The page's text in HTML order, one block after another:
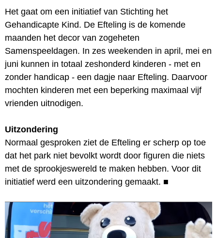
Het gaat om een initiatief van Stichting het
Gehandicapte Kind. De Efteling is de komende
maanden het decor van zogeheten
Samenspeeldagen. In zes weekenden in april, mei en
juni kunnen in totaal zeshonderd kinderen - met en
zonder handicap - een dagje naar Efteling. Daarvoor
mochten kinderen met een beperking maximaal vijf
vrienden uitnodigen.
Uitzondering
Normaal gesproken ziet de Efteling er scherp op toe
dat het park niet bevolkt wordt door figuren die niets
met de sprookjeswereld te maken hebben. Voor dit
initiatief werd een uitzondering gemaakt. ■